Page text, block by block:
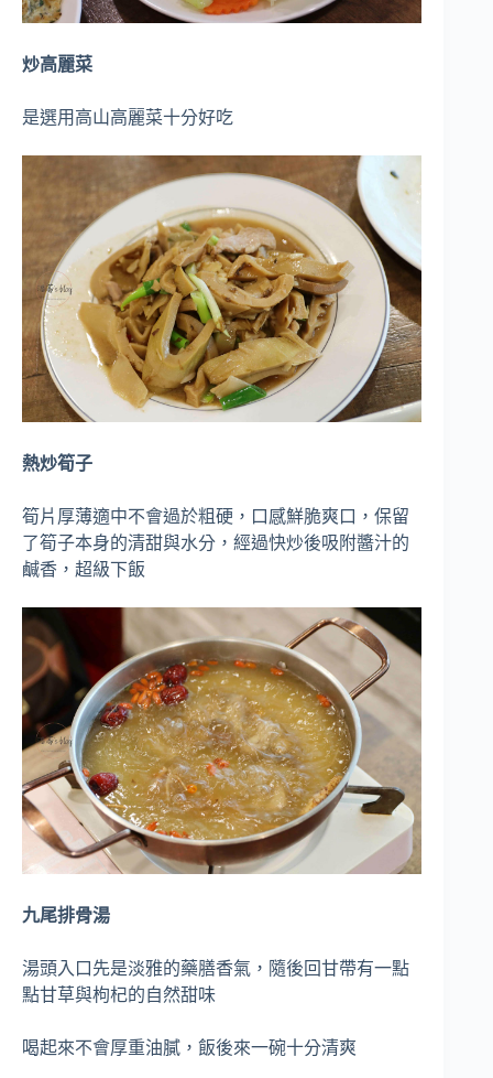
炒高麗菜
是選用高山高麗菜十分好吃
熱炒筍子
筍片厚薄適中不會過於粗硬，口感鮮脆爽口，保留
了筍子本身的清甜與水分，經過快炒後吸附醬汁的
鹹香，超級下飯
九尾排骨湯
湯頭入口先是淡雅的藥膳香氣，隨後回甘帶有一點
點甘草與枸杞的自然甜味
喝起來不會厚重油膩，飯後來一碗十分清爽